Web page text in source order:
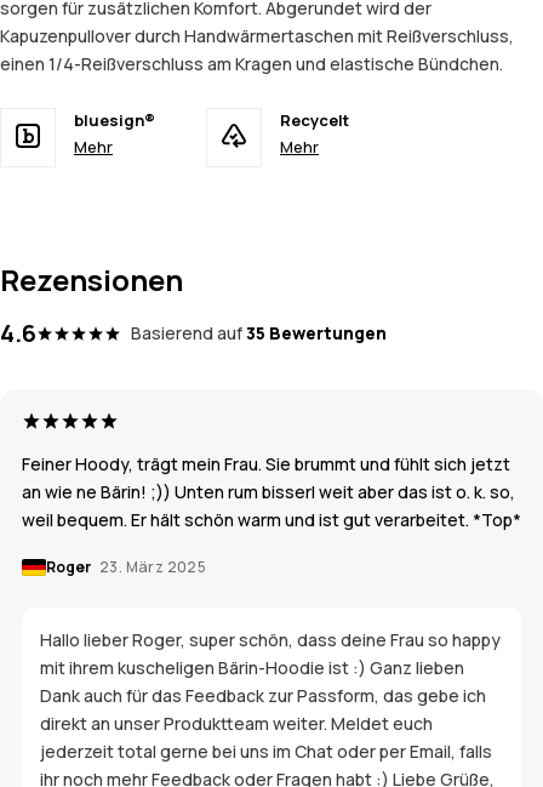
sorgen für zusätzlichen Komfort. Abgerundet wird der
Kapuzenpullover durch Handwärmertaschen mit Reißverschluss,
einen 1/4-Reißverschluss am Kragen und elastische Bündchen.
bluesign®
Mehr
Recycelt
Mehr
Rezensionen
4.6 Basierend auf35 Bewertungen
Feiner Hoody, trägt mein Frau. Sie brummt und fühlt sich jetzt
an wie ne Bärin! ;)) Unten rum bisserl weit aber das ist o. k. so,
weil bequem. Er hält schön warm und ist gut verarbeitet. *Top*
Roger 23. März 2025
Hallo lieber Roger, super schön, dass deine Frau so happy
mit ihrem kuscheligen Bärin-Hoodie ist :) Ganz lieben
Dank auch für das Feedback zur Passform, das gebe ich
direkt an unser Produktteam weiter. Meldet euch
jederzeit total gerne bei uns im Chat oder per Email, falls
ihr noch mehr Feedback oder Fragen habt :) Liebe Grüße,